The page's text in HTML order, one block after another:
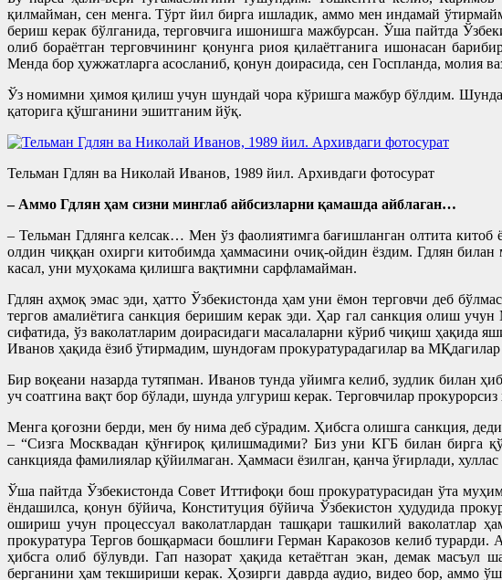
қилмайман, сен менга. Тўрт йил бирга ишладик, аммо мен индамай
бериш керак бўлганида, терговчига ишонишга мажбурсан. Ўша пайтда
олиб бораётган терговчининг қонунга риоя қилаётганига ишонасан
Менда бор ҳужжатларга асосланиб, қонун доирасида, сен Госпланда, молия
Ўз номимни ҳимоя қилиш учун шундай чора кўришга мажбур бўлдим.
қаторига қўшганини эшитганим йўқ.
Тельман Гдлян ва Николай Иванов, 1989 йил. Архивдаги фотосурат
– Аммо Гдлян ҳам сизни минглаб айбсизларни қамашда айблаган…
– Тельман Гдлянга келсак… Мен ўз фаолиятимга бағишланган олтита
олдин чиққан охирги китобимда ҳаммасини очиқ-ойдин ёздим. Гдлян
касал, уни муҳокама қилишга вақтимни сарфламайман.
Гдлян аҳмоқ эмас эди, ҳатто Ўзбекистонда ҳам уни ёмон терговчи деб
тергов амалиётига санкция беришим керак эди. Ҳар гал санкция олиш
сифатида, ўз ваколатларим доирасидаги масалаларни кўриб чиқиш
Иванов ҳақида ёзиб ўтирмадим, шундоғам прокуратурадагилар ва
Бир воқеани назарда тутяпман. Иванов тунда уйимга келиб, зудлик
уч соатгина вақт бор бўлади, шунда улгуриш керак. Терговчилар
Менга қоғозни берди, мен бу нима деб сўрадим. Ҳибсга олишга санкция,
– “Сизга Москвадан қўнғироқ қилишмадими? Биз уни КГБ билан бирга
санкцияда фамилиялар қўйилмаган. Ҳаммаси ёзилган, қанча ўғирлади,
Ўша пайтда Ўзбекистонда Совет Иттифоқи бош прокуратурасидан ўта
ёндашилса, қонун бўйича, Конституция бўйича Ўзбекистон ҳудудида
ошириш учун процессуал ваколатлардан ташқари ташкилий
прокуратура Тергов бошқармаси бошлиғи Герман Каракозов келиб
ҳибсга олиб бўлувди. Гап назорат ҳақида кетаётган экан, демак
берганини ҳам текшириши керак. Ҳозирги даврда аудио, видео бор, аммо